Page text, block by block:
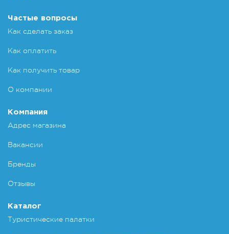
Частые вопросы
Как сделать заказ
Как оплатить
Как получить товар
О компании
Компания
Адрес магазина
Вакансии
Бренды
Отзывы
Каталог
Туристические палатки